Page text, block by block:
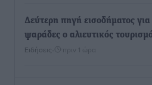
Δεύτερη πηγή εισοδήματος για
ψαράδες ο αλιευτικός
Ειδήσεις πριν 1 ώρα